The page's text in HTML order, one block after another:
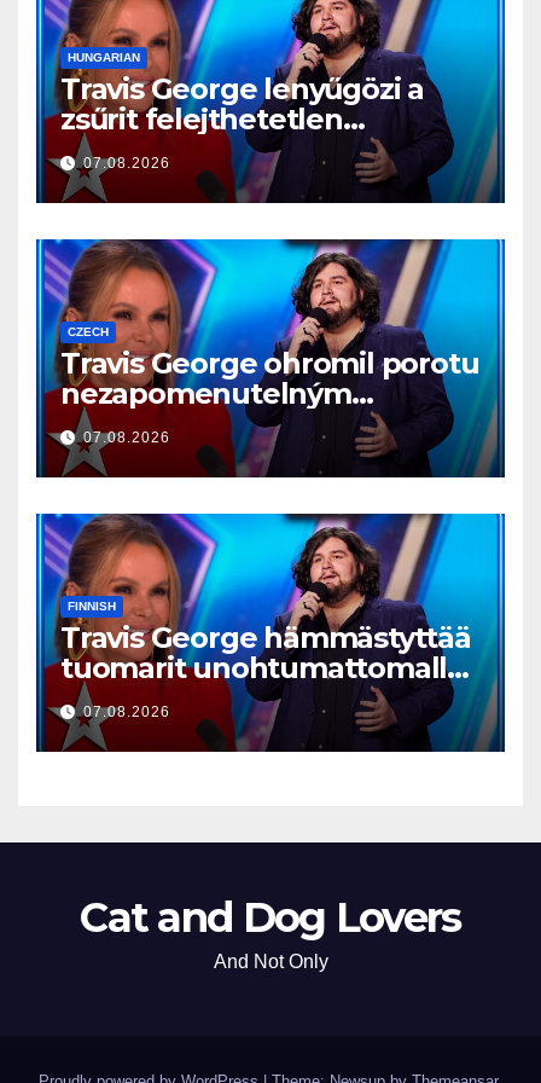
HUNGARIAN
Travis George lenyűgözi a
zsűrit felejthetetlen
előadásával
07.08.2026
CZECH
Travis George ohromil porotu
nezapomenutelným
vystoupením
07.08.2026
FINNISH
Travis George hämmästyttää
tuomarit unohtumattomalla
esityksellään
07.08.2026
Cat and Dog Lovers
And Not Only